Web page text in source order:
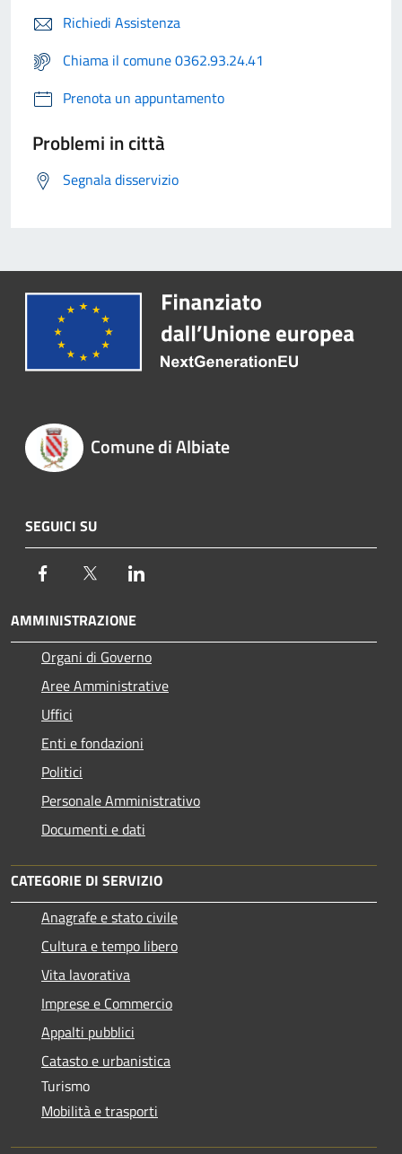
Richiedi Assistenza
Chiama il comune 0362.93.24.41
Prenota un appuntamento
Problemi in città
Segnala disservizio
Comune di Albiate
SEGUICI SU
Facebook Twitter
AMMINISTRAZIONE
Organi di Governo
Aree Amministrative
Uffici
Enti e fondazioni
Politici
Personale Amministrativo
Documenti e dati
CATEGORIE DI SERVIZIO
Anagrafe e stato civile
Cultura e tempo libero
Vita lavorativa
Imprese e Commercio
Appalti pubblici
Catasto e urbanistica
Turismo
Mobilità e trasporti